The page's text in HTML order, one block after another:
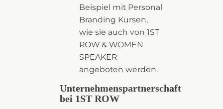
Beispiel mit Personal
Branding Kursen,
wie sie auch von 1ST
ROW & WOMEN
SPEAKER
angeboten werden.
Unternehmenspartnerschaft
bei 1ST ROW